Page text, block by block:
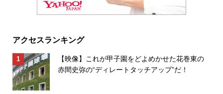
アクセスランキング
【映像】これが甲子園をどよめかせた花巻東の
赤間史弥の“ディレートタッチアップ”だ！